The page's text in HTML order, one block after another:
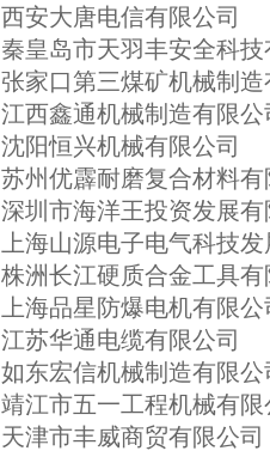
西安大唐电信有限公司
秦皇岛市天羽丰安全科
张家口第三煤矿机械制
江西鑫通机械制造有限公
沈阳恒兴机械有限公司
苏州优霹耐磨复合材料有
深圳市海洋王投资发展有
上海山源电子电气科技
株洲长江硬质合金工具有
上海品星防爆电机有限公
江苏华通电缆有限公司
如东宏信机械制造有限公
靖江市五一工程机械有限
天津市丰威商贸有限公司